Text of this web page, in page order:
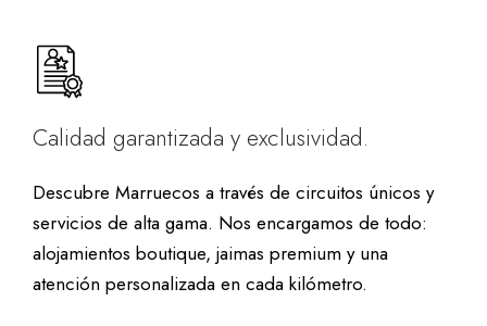
Calidad garantizada y exclusividad.
Descubre Marruecos a través de circuitos únicos y
servicios de alta gama. Nos encargamos de todo:
alojamientos boutique, jaimas premium y una
atención personalizada en cada kilómetro.